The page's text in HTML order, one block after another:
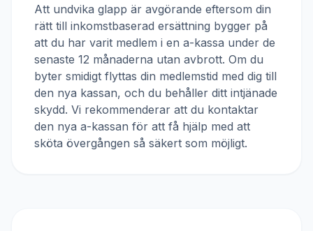
Att undvika glapp är avgörande eftersom din
rätt till inkomstbaserad ersättning bygger på
att du har varit medlem i en a-kassa under de
senaste 12 månaderna utan avbrott. Om du
byter smidigt flyttas din medlemstid med dig till
den nya kassan, och du behåller ditt intjänade
skydd. Vi rekommenderar att du kontaktar
den nya a-kassan för att få hjälp med att
sköta övergången så säkert som möjligt.